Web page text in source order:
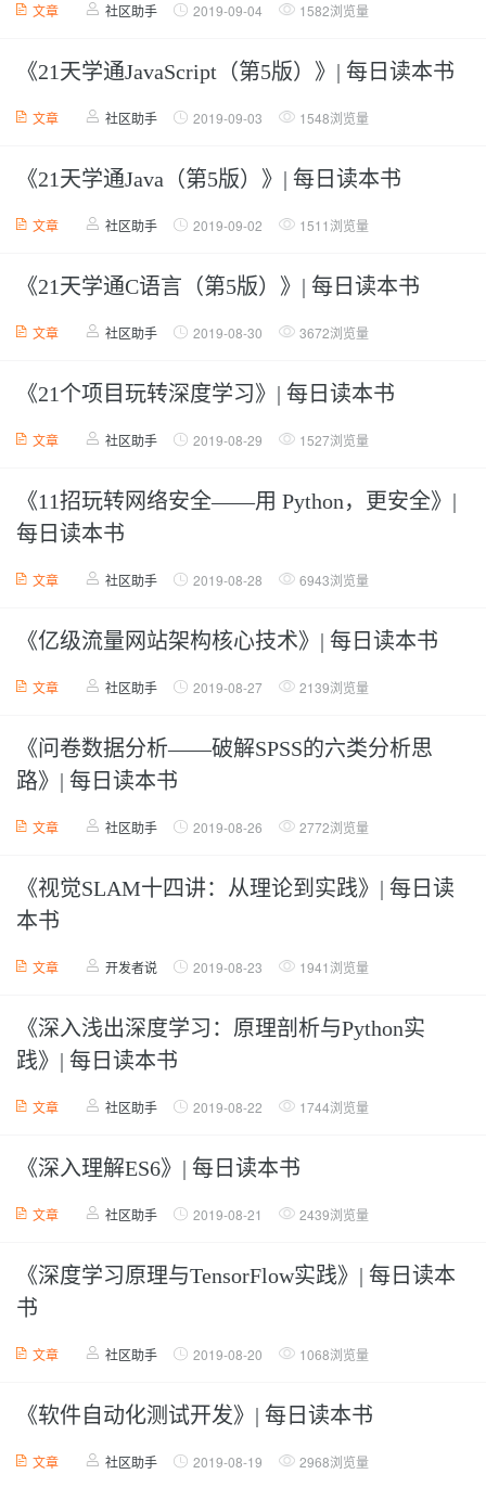
文章 社区助手 2019-09-04 1582浏览量
《21天学通JavaScript（第5版）》| 每日读本书
文章 社区助手 2019-09-03 1548浏览量
《21天学通Java（第5版）》| 每日读本书
文章 社区助手 2019-09-02 1511浏览量
《21天学通C语言（第5版）》| 每日读本书
文章 社区助手 2019-08-30 3672浏览量
《21个项目玩转深度学习》| 每日读本书
文章 社区助手 2019-08-29 1527浏览量
《11招玩转网络安全——用 Python，更安全》|
每日读本书
文章 社区助手 2019-08-28 6943浏览量
《亿级流量网站架构核心技术》| 每日读本书
文章 社区助手 2019-08-27 2139浏览量
《问卷数据分析——破解SPSS的六类分析思
路》| 每日读本书
文章 社区助手 2019-08-26 2772浏览量
《视觉SLAM十四讲：从理论到实践》| 每日读
本书
文章 开发者说 2019-08-23 1941浏览量
《深入浅出深度学习：原理剖析与Python实
践》| 每日读本书
文章 社区助手 2019-08-22 1744浏览量
《深入理解ES6》| 每日读本书
文章 社区助手 2019-08-21 2439浏览量
《深度学习原理与TensorFlow实践》| 每日读本
书
文章 社区助手 2019-08-20 1068浏览量
《软件自动化测试开发》| 每日读本书
文章 社区助手 2019-08-19 2968浏览量